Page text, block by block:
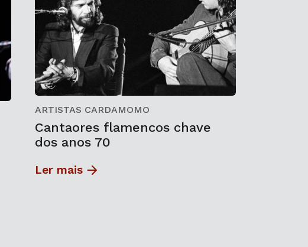
ARTISTAS CARDAMOMO
Cantaores flamencos chave
dos anos 70
Ler mais